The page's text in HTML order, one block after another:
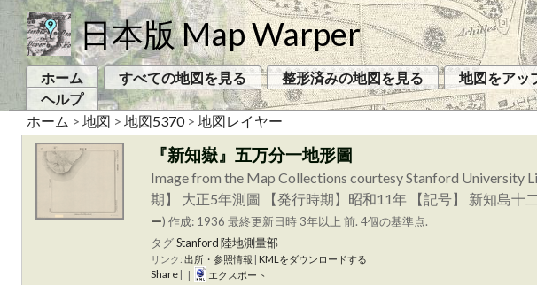
日本版 Map Warper
ホーム すべての地図を見る 整形済みの地図を見る 地図をアッ
ヘルプ
ホーム > 地図 > 地図5370> 地図レイヤー
『新知嶽』五万分一地形圖
Image from the Map Collections courtesy Stanford University
期】 大正5年測圖 【発行時期】昭和11年 【記号】 新知島十
ー) 作成: 1936 最終更新日時 3年以上 前. 4個の基準点.
タグStanford 陸地測量部
リンク: 出所・参照情報 KMLをダウンロードする
Share エクスポート